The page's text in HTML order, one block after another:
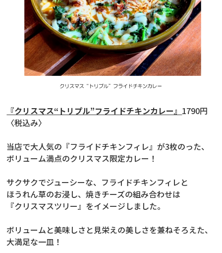
『クリスマス“トリプル”フライドチキンカレー』 1790円
〈税込み〉
当店で大人気の『フライドチキンフィレ』が3枚のった、
ボリューム満点のクリスマス限定カレー！
サクサクでジューシーな、フライドチキンフィレと
ほうれん草のお浸し、焼きチーズの組み合わせは
『クリスマスツリー』をイメージしました。
ボリュームと美味しさと見栄えの美しさを兼ねそろえた、
大満足な一皿！